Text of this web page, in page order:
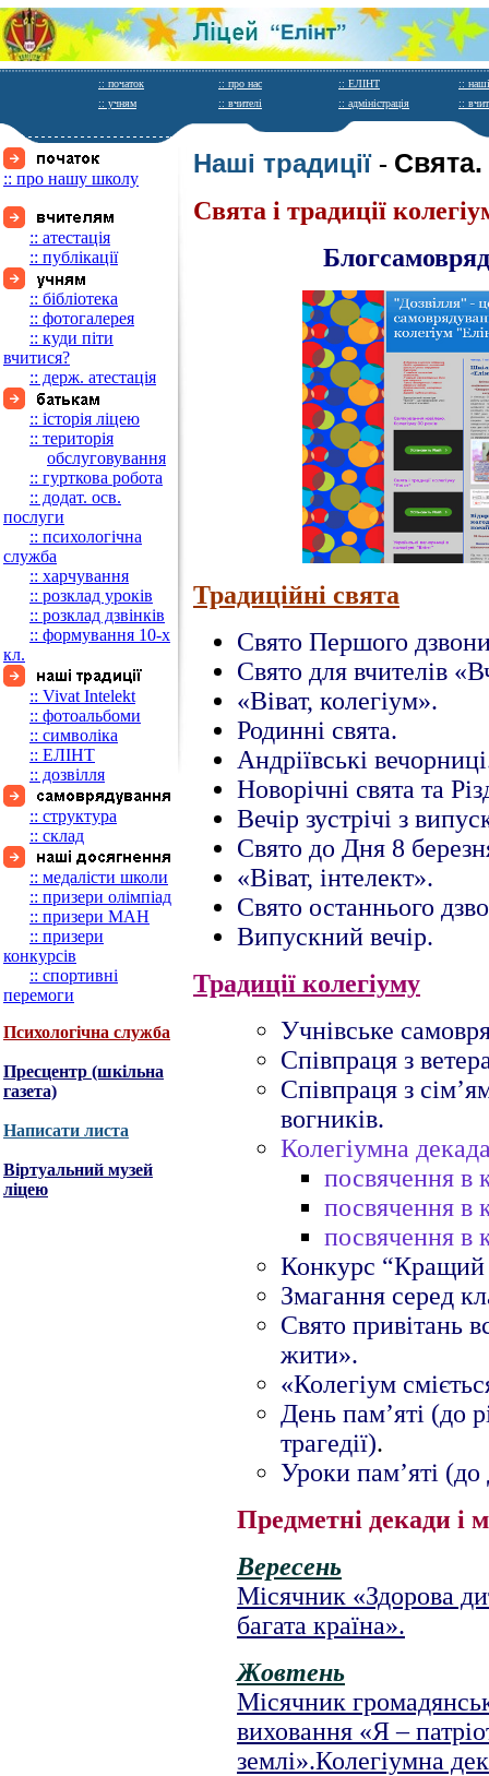
:: початок :: про нас :: ЕЛІНТ
::
:: учням
:: вчителі :: адміністрація ::
:: про нашу школу
:: атестація
:: публікації
:: бібліотека
:: фотогалерея
:: куди піти
вчитися?
:: держ. атестація
:: історія ліцею
:: територія
обслуговування
:: гурткова робота
:: додат. осв.
послуги
:: психологічна
служба
:: харчування
:: розклад уроків
:: розклад дзвінків
:: формування 10-х
кл.
:: Vivat Intelekt
:: фотоальбоми
:: символіка
:: ЕЛІНТ
:: дозвілля
:: структура
:: склад
:: медалісти школи
:: призери олімпіад
:: призери МАН
:: призери
конкурсів
:: спортивні
перемоги
Психологічна служба
Пресцентр (шкільна
газета)
Написати листа
Віртуальний музей
ліцею
Наші традиції - Свята.
Свята і традиції
Традиційні свята
Свято Першого
Свято для вчителів
«Віват, колегіум».
Родинні свята.
Андріївські
Новорічні свята та
Вечір зустрічі з
Свято до Дня 8
«Віват, інтелект».
Свято останнього
Випускний вечір.
Традиції колегіуму
Учнівське
Співпраця з
Співпраця з
вогників.
Колегіумна
посвячення в
посвячення в
посвячення в
Конкурс “Кращий
Змагання серед
Свято привітань
жити».
«Колегіум
День пам’яті (до
трагедії).
Уроки пам’яті
Предметні декади і
Вересень
Місячник «Здорова
багата країна».
Жовтень
Місячник
виховання «Я –
землі».Колегіумна